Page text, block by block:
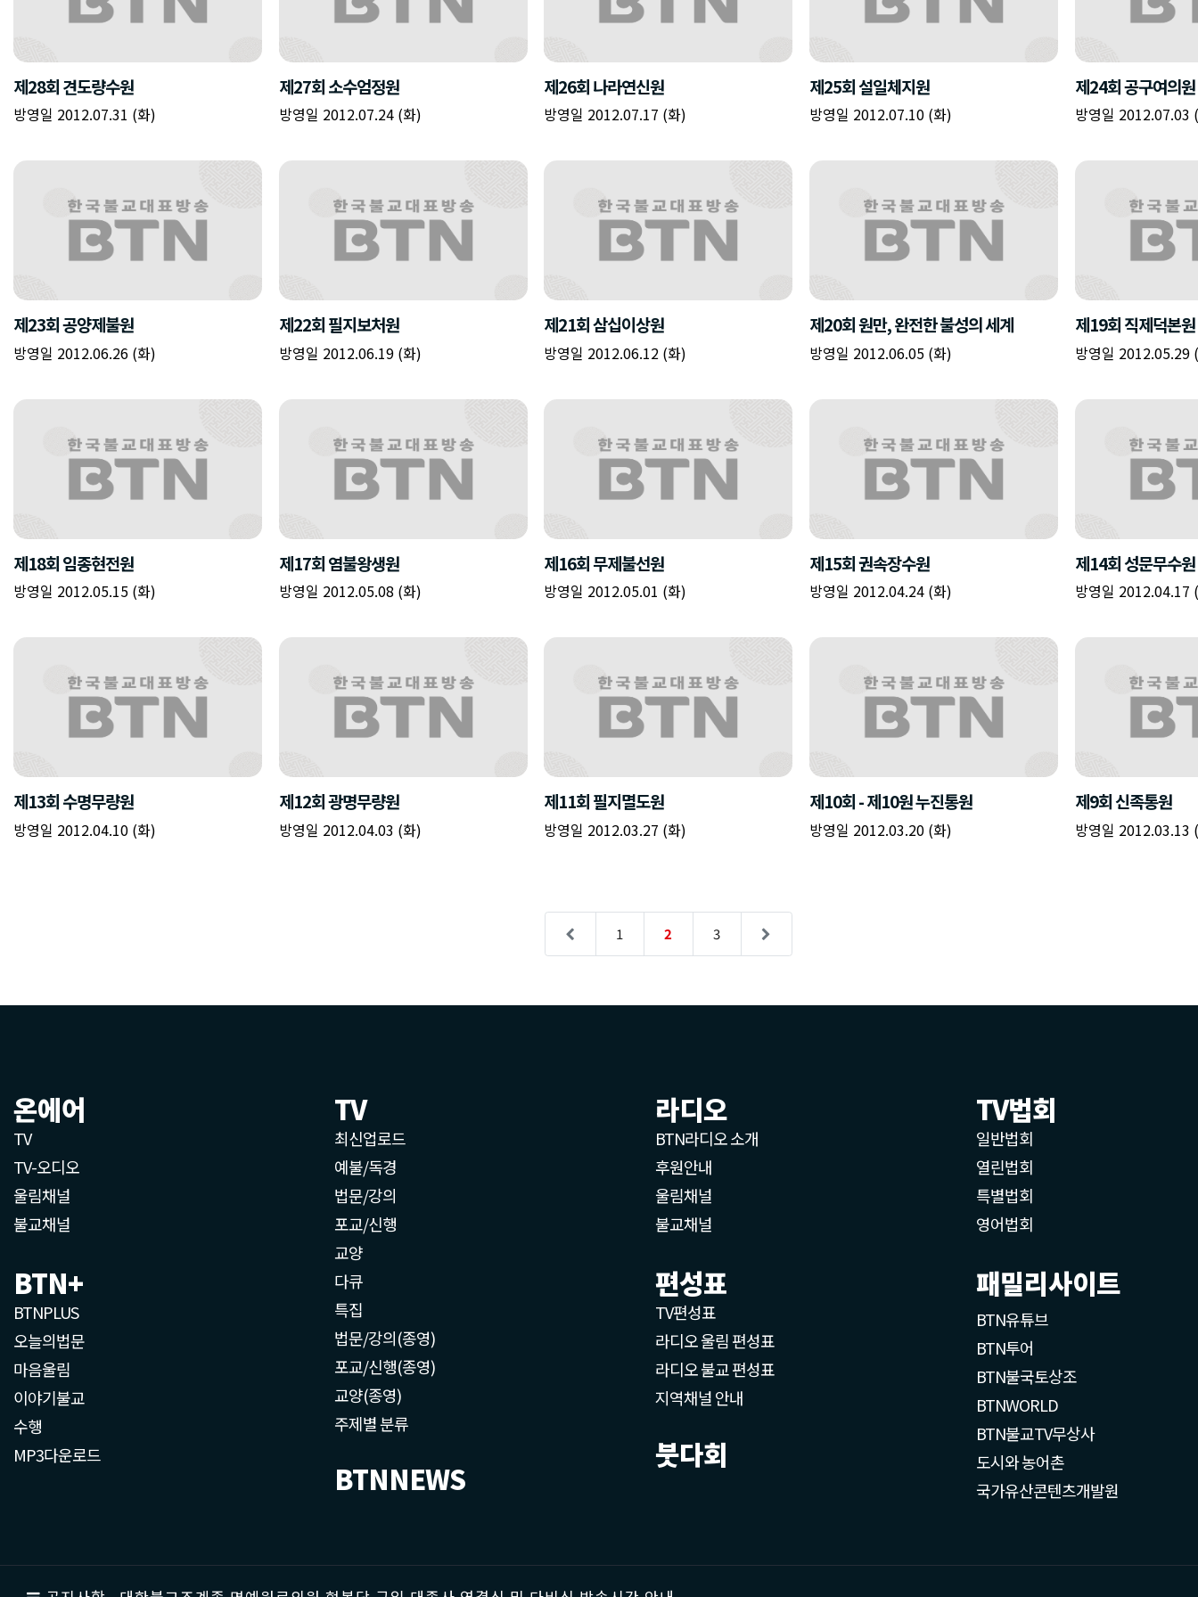
제28회 견도량수원
방영일 2012.07.31 (화)
제27회 소수엄정원
방영일 2012.07.24 (화)
제26회 나라연신원
방영일 2012.07.17 (화)
제25회 설일체지원
방영일 2012.07.10 (화)
제24회 공구여의원
방영일 2012.07.03
제23회 공양제불원
방영일 2012.06.26 (화)
제22회 필지보처원
방영일 2012.06.19 (화)
제21회 삼십이상원
방영일 2012.06.12 (화)
제20회 원만, 완전한 불성의 세계
방영일 2012.06.05 (화)
제19회 직제덕본원
방영일 2012.05.29
제18회 임종현전원
방영일 2012.05.15 (화)
제17회 염불왕생원
방영일 2012.05.08 (화)
제16회 무제불선원
방영일 2012.05.01 (화)
제15회 권속장수원
방영일 2012.04.24 (화)
제14회 성문무수원
방영일 2012.04.17
제13회 수명무량원
방영일 2012.04.10 (화)
제12회 광명무량원
방영일 2012.04.03 (화)
제11회 필지멸도원
방영일 2012.03.27 (화)
제10회 - 제10원 누진통원
방영일 2012.03.20 (화)
제9회 신족통원
방영일 2012.03.13
1 2 3
온에어
TV
TV-오디오
울림채널
불교채널
BTN+
BTNPLUS
오늘의법문
마음울림
이야기불교
수행
MP3다운로드
TV
최신업로드
예불/독경
법문/강의
포교/신행
교양
다큐
특집
법문/강의(종영)
포교/신행(종영)
교양(종영)
주제별 분류
BTNNEWS
라디오
BTN라디오 소개
후원안내
울림채널
불교채널
편성표
TV편성표
라디오 울림 편성표
라디오 불교 편성표
지역채널 안내
붓다회
TV법회
일반법회
열린법회
특별법회
영어법회
패밀리사이트
BTN유튜브
BTN투어
BTN불국토상조
BTNWORLD
BTN불교TV무상사
도시와 농어촌
국가유산콘텐츠개발원